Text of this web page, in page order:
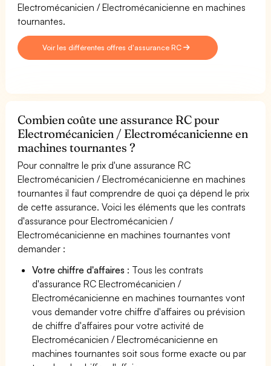
Electromécanicien / Electromécanicienne en machines
tournantes.
Voir les différentes offres d'assurance RC
Combien coûte une assurance RC pour
Electromécanicien / Electromécanicienne en
machines tournantes ?
Pour connaître le prix d'une assurance RC
Electromécanicien / Electromécanicienne en machines
tournantes il faut comprendre de quoi ça dépend le prix
de cette assurance. Voici les éléments que les contrats
d'assurance pour Electromécanicien /
Electromécanicienne en machines tournantes vont
demander :
Votre chiffre d'affaires : Tous les contrats
d'assurance RC Electromécanicien /
Electromécanicienne en machines tournantes vont
vous demander votre chiffre d'affaires ou prévision
de chiffre d'affaires pour votre activité de
Electromécanicien / Electromécanicienne en
machines tournantes soit sous forme exacte ou par